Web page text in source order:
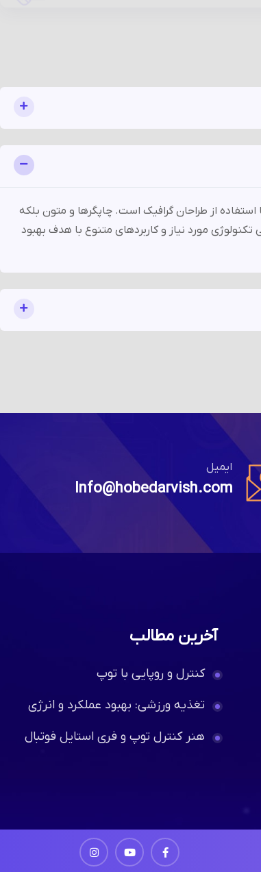
از طراحان گرافیک است. چاپگرها و متون بلکه
مورد نیاز و کاربردهای متنوع با هدف بهبود
ایمیل
Info@hobedarvish.com
آخرین مطالب
کنترل و روپایی با توپ
تغذیه ورزشی: بهبود عملکرد و انرژی
هنر کنترل توپ و فری استایل فوتبال